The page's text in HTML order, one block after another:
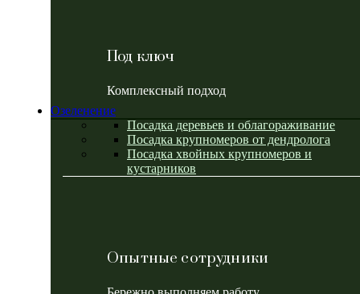
Под ключ
Комплексный подход
Озеленение
Посадка деревьев и облагораживание
Посадка крупномеров от дендролога
Посадка хвойных крупномеров и
кустарников
Опытные сотрудники